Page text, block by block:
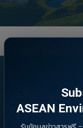
ASEAN